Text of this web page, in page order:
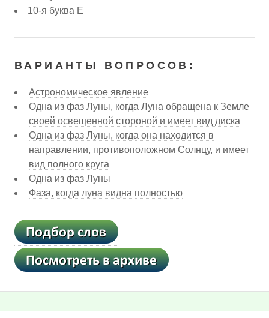
10-я буква Е
ВАРИАНТЫ ВОПРОСОВ:
Астрономическое явление
Одна из фаз Луны, когда Луна обращена к Земле
своей освещенной стороной и имеет вид диска
Одна из фаз Луны, когда она находится в
направлении, противоположном Солнцу, и имеет
вид полного круга
Одна из фаз Луны
Фаза, когда луна видна полностью